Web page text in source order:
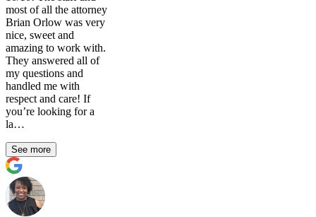
most of all the attorney
Brian Orlow was very
nice, sweet and
amazing to work with.
They answered all of
my questions and
handled me with
respect and care! If
you’re looking for a
la…
See more